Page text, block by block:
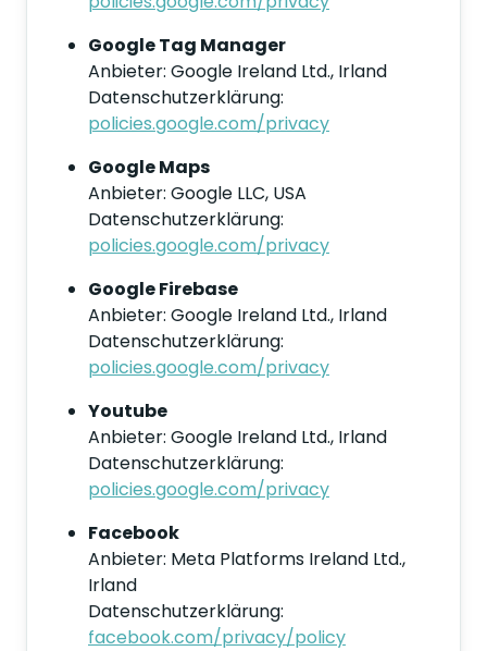
Google Tag Manager
Anbieter: Google Ireland Ltd., Irland
Datenschutzerklärung:
policies.google.com/privacy
Google Maps
Anbieter: Google LLC, USA
Datenschutzerklärung:
policies.google.com/privacy
Google Firebase
Anbieter: Google Ireland Ltd., Irland
Datenschutzerklärung:
policies.google.com/privacy
Youtube
Anbieter: Google Ireland Ltd., Irland
Datenschutzerklärung:
policies.google.com/privacy
Facebook
Anbieter: Meta Platforms Ireland Ltd.,
Irland
Datenschutzerklärung:
facebook.com/privacy/policy